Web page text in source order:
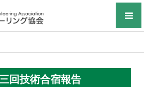
回技術合宿報告